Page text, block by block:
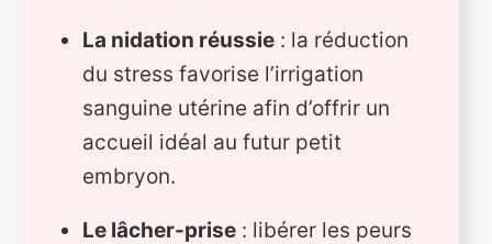
La nidation réussie : la réduction
du stress favorise l’irrigation
sanguine utérine afin d’offrir un
accueil idéal au futur petit
embryon.
Le lâcher-prise : libérer les peurs